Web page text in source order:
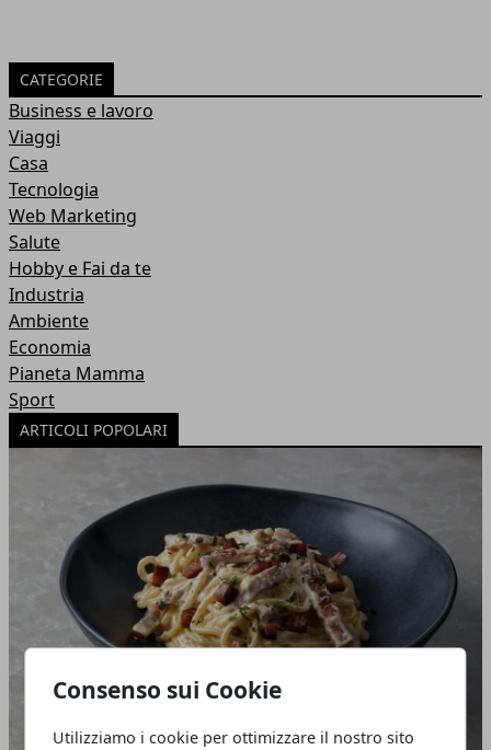
Consenso sui Cookie
Utilizziamo i cookie per ottimizzare il nostro sito
CATEGORIE
Business e lavoro
Viaggi
Casa
Tecnologia
Web Marketing
Salute
Hobby e Fai da te
Industria
Ambiente
Economia
Pianeta Mamma
Sport
ARTICOLI POPOLARI